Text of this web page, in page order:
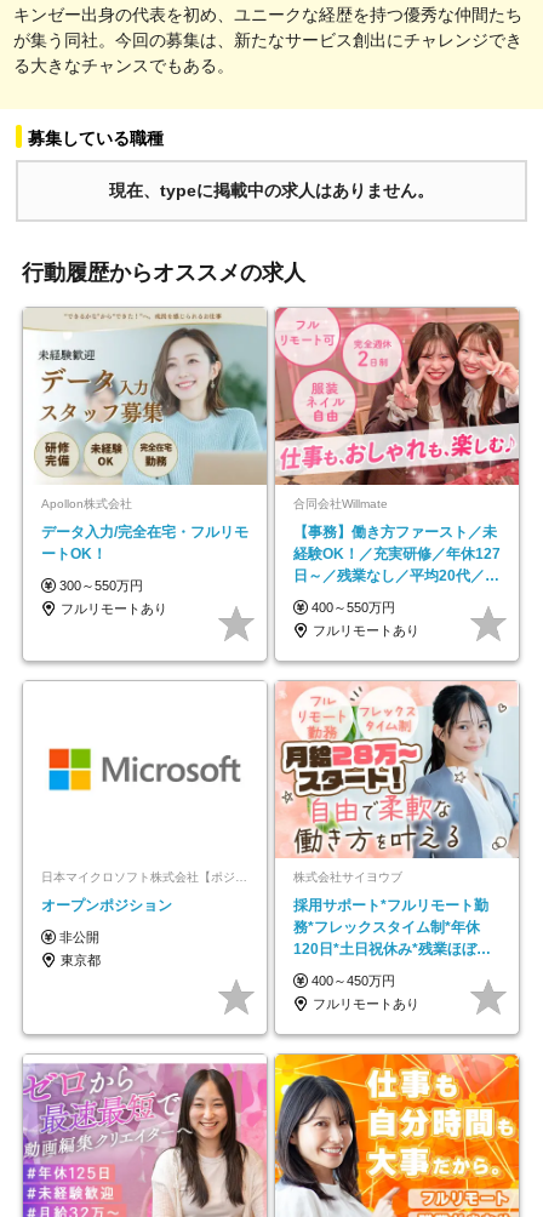
キンゼー出身の代表を初め、ユニークな経歴を持つ優秀な仲間たち
が集う同社。今回の募集は、新たなサービス創出にチャレンジでき
る大きなチャンスでもある。
募集している職種
現在、typeに掲載中の求人はありません。
行動履歴からオススメの求人
Apollon株式会社
データ入力/完全在宅・フルリモ
ートOK！
300～550万円
フルリモートあり
合同会社Willmate
【事務】働き方ファースト／未
経験OK！／充実研修／年休127
日～／残業なし／平均20代／リ
モートOK
400～550万円
フルリモートあり
日本マイクロソフト株式会社【ポジションマッチ登録】
オープンポジション
非公開
東京都
株式会社サイヨウブ
採用サポート*フルリモート勤
務*フレックスタイム制*年休
120日*土日祝休み*残業ほぼな
し*育児中社員8割以上
400～450万円
フルリモートあり